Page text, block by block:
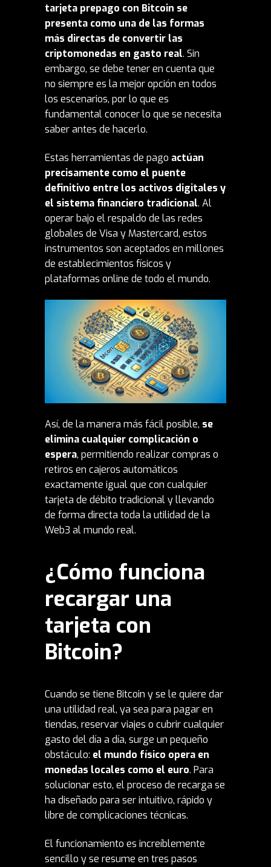
tarjeta prepago con Bitcoin se
presenta como una de las formas
más directas de convertir las
criptomonedas en gasto real. Sin
embargo, se debe tener en cuenta que
no siempre es la mejoropción en todos
los escenarios, por lo que es
fundamental conocer lo que se necesita
saber antes de hacerlo.
Estas herramientas de pago actúan
precisamente como el puente
definitivo entre los activos digitales y
el sistema financiero tradicional. Al
operar bajo el respaldo de las redes
globales de Visa y Mastercard, estos
instrumentos son aceptados en millones
de establecimientos físicos y
plataformas online de todo el mundo.
Así, de la manera más fácil posible, se
elimina cualquier complicación o
espera, permitiendo realizar compras o
retiros en cajeros automáticos
exactamente igual que con cualquier
tarjeta de débito tradicional y llevando
de forma directa toda la utilidad de la
Web3 al mundo real.
¿Cómo funciona
recargar una
tarjeta con
Bitcoin?
Cuando se tiene Bitcoin y se le quiere dar
una utilidad real, ya sea para pagar en
tiendas, reservar viajes o cubrir cualquier
gasto del día a día, surge un pequeño
obstáculo: el mundo físico opera en
monedas locales como el euro. Para
solucionar esto, el proceso de recarga se
ha diseñado para ser intuitivo, rápido y
libre de complicaciones técnicas.
El funcionamiento es increíblemente
sencillo y se resume en tres pasos